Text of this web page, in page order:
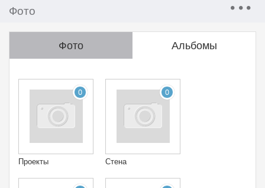
Фото
Фото Альбомы
0
Проекты
0
Стена